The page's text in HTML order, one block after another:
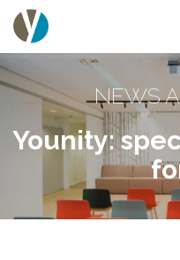
NEWS
Younity: